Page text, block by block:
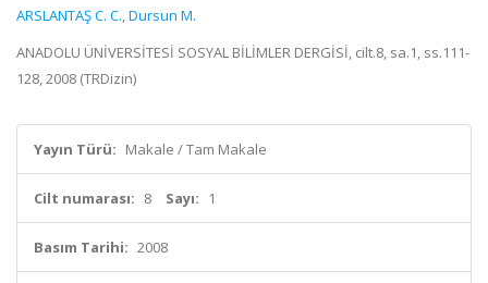
ARSLANTAŞ C. C.,Dursun M.
ANADOLU ÜNİVERSİTESİ SOSYAL BİLİMLER DERGİSİ, cilt.8, sa.1, ss.111-
128, 2008 (TRDizin)
Yayın Türü: Makale / Tam Makale
Cilt numarası: 8 Sayı: 1
Basım Tarihi: 2008